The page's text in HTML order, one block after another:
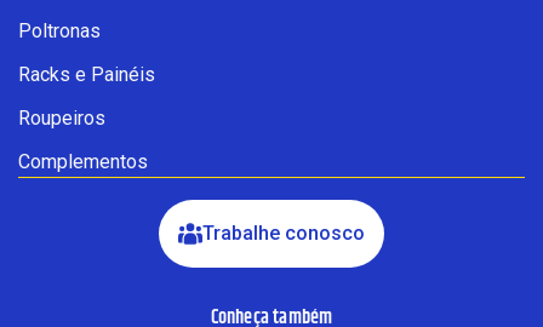
Poltronas
Racks e Painéis
Roupeiros
Complementos
Trabalhe conosco
Conheça também